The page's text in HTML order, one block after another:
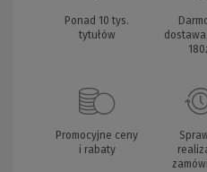
Ponad 10 tys.
tytułów
Promocyjne ceny
i rabaty